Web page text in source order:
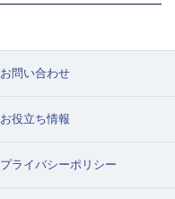
お問い合わせ
お役立ち情報
プライバシーポリシー